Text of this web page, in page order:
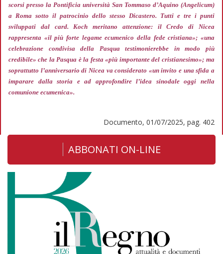
scorsi presso la Pontificia università San Tommaso d’Aquino (Angelicum)
a Roma sotto il patrocinio dello stesso Dicastero. Tutti e tre i punti
sviluppati dal card. Koch meritano attenzione: il Credo di Nicea
rappresenta «il più forte legame ecumenico della fede cristiana»; «una
celebrazione condivisa della Pasqua testimonierebbe in modo più
credibile»che la Pasqua è la festa«più importante del cristianesimo»; ma
soprattutto l’anniversario di Nicea va considerato «un invito e una sfida a
imparare dalla storia e ad approfondire l’idea sinodale oggi nella
comunione ecumenica».
Documento, 01/07/2025, pag. 402
ABBONATI ON-LINE